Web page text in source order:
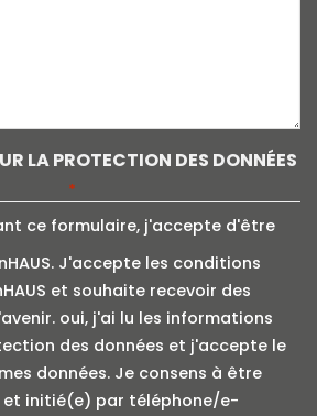
LA PROTECTION DES DONNÉES
*
ce formulaire, j'accepte d'être
J'accepte les conditions
et souhaite recevoir des
oui, j'ai lu les informations
des données et j'accepte le
données. Je consens à être
initié(e) par téléphone/e-